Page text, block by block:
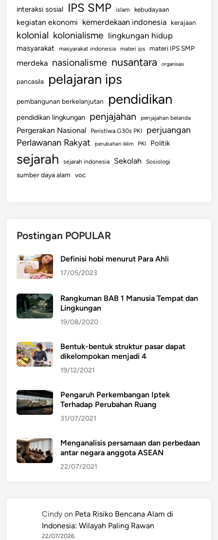
s
interaksi sosial IPS SMP islam kebudayaan
kegiatan ekonomi kemerdekaan indonesia kerajaan
kolonial kolonialisme lingkungan hidup
masyarakat masyarakat indonesia materi ips materi IPS SMP
merdeka nasionalisme nusantara organisasi
pancasila pelajaran ips
pembangunan berkelanjutan pendidikan
pendidikan lingkungan penjajahan penjajahan belanda
Pergerakan Nasional Peristiwa G30s PKI perjuangan
Perlawanan Rakyat perubahan iklim PKI Politik
sejarah sejarah indonesia Sekolah Sosiologi
sumber daya alam voc
Postingan POPULAR
Definisi hobi menurut Para Ahli
17/05/2023
Rangkuman BAB 1 Manusia Tempat dan
Lingkungan
19/08/2020
Bentuk-bentuk struktur pasar dapat
dikelompokan menjadi 4
19/12/2021
Pengaruh Perkembangan Iptek
Terhadap Perubahan Ruang
31/07/2021
Menganalisis persamaan dan perbedaan
antar negara anggota ASEAN
22/07/2021
Cindy on Peta Risiko Bencana Alam di
Indonesia: Wilayah Paling Rawan
22/07/2026